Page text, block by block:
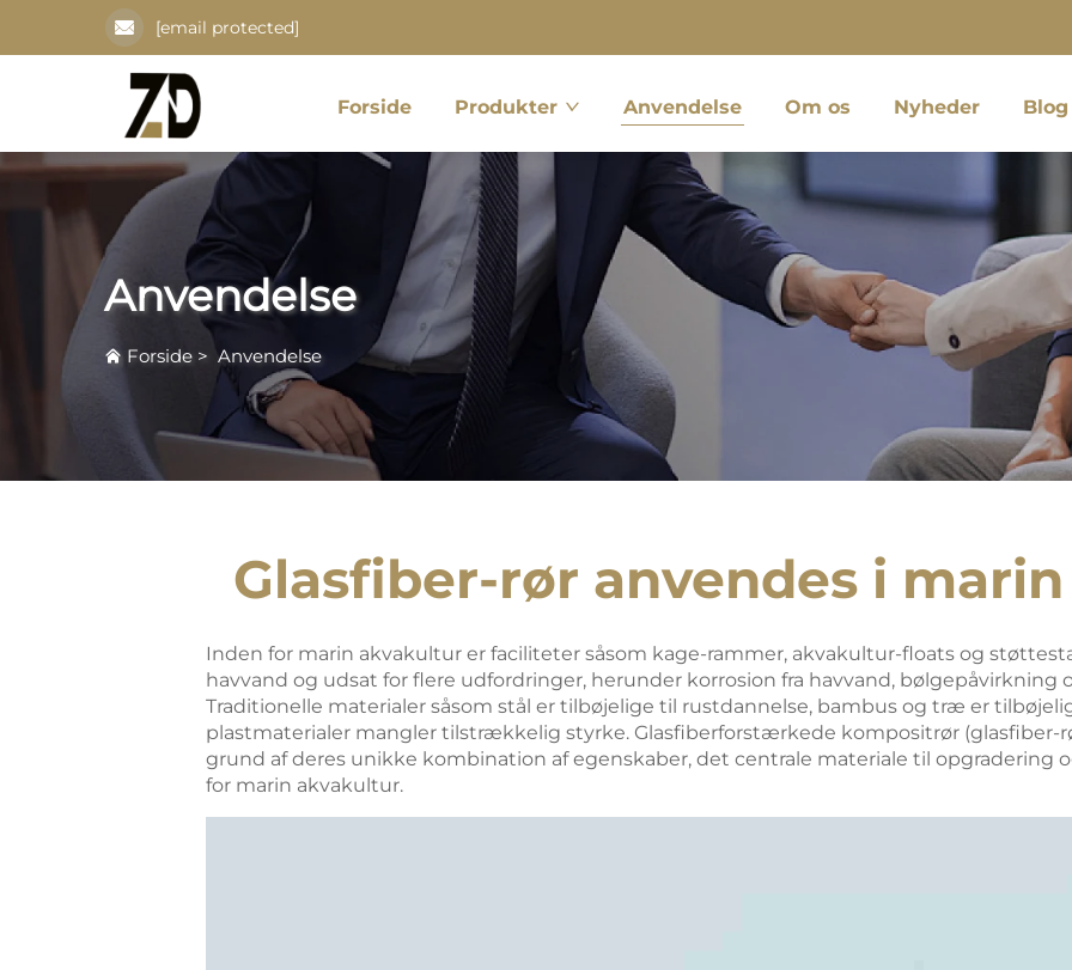
[email protected]
Forside Produkter Anvendelse Om os Nyheder Blog
Anvendelse
Forside >Anvendelse
Glasfiber-rør anvendes i
Inden for marin akvakultur er faciliteter såsom kage-rammer, akvakultur-floats og
havvand og udsat for flere udfordringer, herunder korrosion fra havvand,
Traditionelle materialer såsom stål er tilbøjelige til rustdannelse, bambus og træ er
plastmaterialer mangler tilstrækkelig styrke. Glasfiberforstærkede kompositrør (glasfiber-
grund af deres unikke kombination af egenskaber, det centrale materiale til opgradering
for marin akvakultur.